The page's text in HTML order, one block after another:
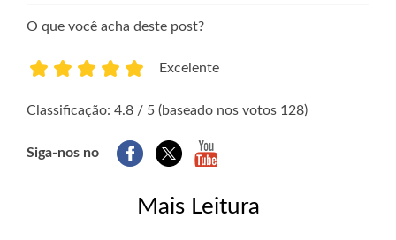
O que você acha deste post?
Excelente
Classificação: 4.8 / 5 (baseado nos votos 128)
Siga-nos no
Mais Leitura